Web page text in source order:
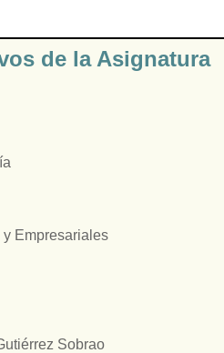
de la Asignatura
Empresariales
Sobrao